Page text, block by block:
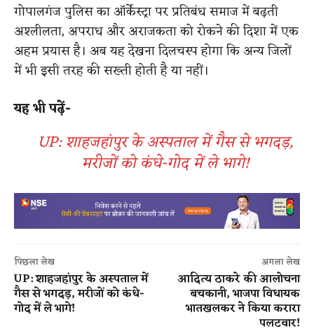
गोपालगंज पुलिस का ऑर्केस्ट्रा पर प्रतिबंध समाज में बढ़ती
अश्लीलता, अपराध और अराजकता को रोकने की दिशा में एक
अहम प्रयास है। अब यह देखना दिलचस्प होगा कि अन्य जिलों
में भी इसी तरह की सख्ती होती है या नहीं।
यह भी पढ़ें-
UP: शाहजहांपुर के अस्पताल में गैस से भगदड़,
मरीजों को कंधे-गोद में ले भागे​!
पिछला लेख
UP: शाहजहांपुर के अस्पताल में
गैस से भगदड़, मरीजों को कंधे-
गोद में ले भागे​!
अगला लेख
आदित्य ठाकरे की आलोचना
बचकानी, भाजपा विधायक
भातखलकर ने किया करारा
पलटवार!